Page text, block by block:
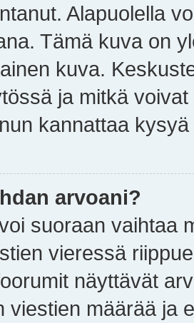
Alapuolella
Tämä kuva on
kuva.
ja mitkä
kannattaa
arvoani?
suoraan vaihtaa
vieressä
näyttävät
viestien määrää ja